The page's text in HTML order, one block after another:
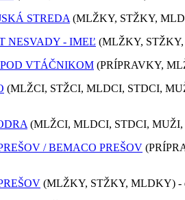
STREDA (MLŽKY, STŽKY,
NESVADY - IMEĽ (MLŽKY,
VTÁČNIKOM (PRÍPRAVKY,
(MLŽCI, STŽCI, MLDCI, STDCI,
(MLŽCI, MLDCI, STDCI,
/ BEMACO PREŠOV
(MLŽKY, STŽKY, MLDKY) -